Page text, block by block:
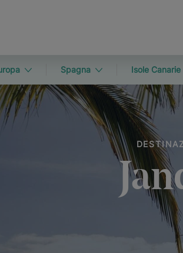
Spagna Isole Canarie